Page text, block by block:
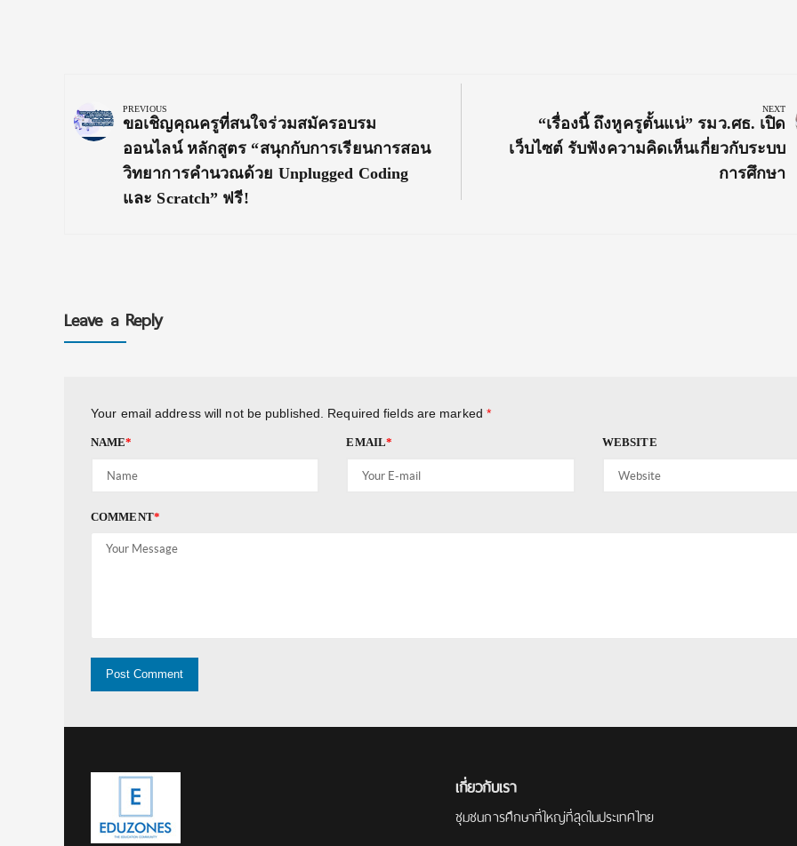
navigation
PREVIOUS
Previous
Post:
ขอเชิญคุณครูที่สนใจร่วมสมัครอบรม
ออนไลน์ หลักสูตร “สนุกกับการเรียนการสอน
วิทยาการคำนวณด้วย Unplugged Coding
และ Scratch” ฟรี!
NEXT
Next
Post:
“เรื่องนี้ ถึงหูครูตั้นแน่” รมว.ศธ. เปิด
เว็บไซต์ รับฟังความคิดเห็นเกี่ยวกับระบบ
การศึกษา
Leave a Reply
Your email address will not be published. Required fields are marked *
NAME* EMAIL* WEBSITE
COMMENT*
เกี่ยวกับเรา
ชุมชนการศึกษาที่ใหญ่ที่สุดในประเทศไทย